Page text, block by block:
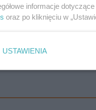
informacje
oraz po kliknięciu w
USTAWIENIA